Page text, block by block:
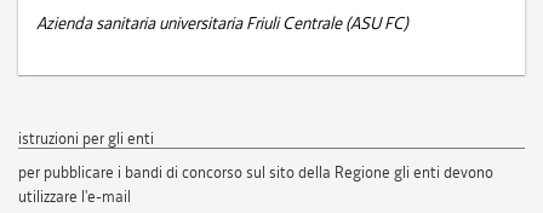
Azienda sanitaria universitaria Friuli Centrale (ASU FC)
istruzioni per gli enti
per pubblicare i bandi di concorso sul sito della Regione gli enti devono
utilizzare l'e-mail